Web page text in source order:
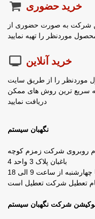
خرید حضوری
شرکت به صورت حضوری از
موردنظر را تهیه نمایید
خرید آنلاین
موردنظر را از طریق سایت
سریع ترین روش های ممکن
دریافت نمایید
نگهبان سیستم
روبروی شرکت زمزم کوچه
باغبان پلاک 3 واحد 4
شرکت نگهبان سیستم